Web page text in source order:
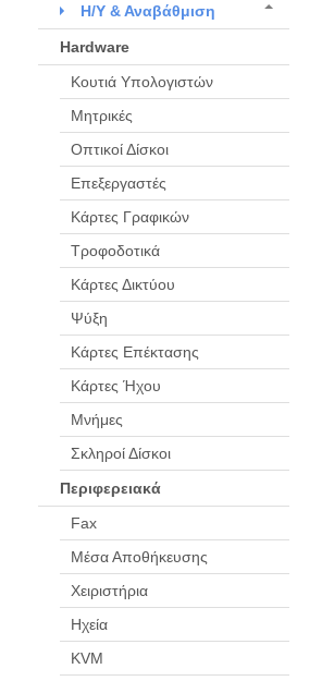
Η/Υ & Αναβάθμιση
Hardware
Κουτιά Υπολογιστών
Μητρικές
Οπτικοί Δίσκοι
Επεξεργαστές
Κάρτες Γραφικών
Τροφοδοτικά
Κάρτες Δικτύου
Ψύξη
Κάρτες Επέκτασης
Κάρτες Ήχου
Μνήμες
Σκληροί Δίσκοι
Περιφερειακά
Fax
Μέσα Αποθήκευσης
Χειριστήρια
Ηχεία
KVM